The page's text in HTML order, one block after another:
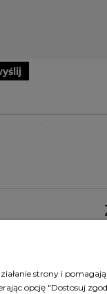
strony i
opcję "Dostosuj